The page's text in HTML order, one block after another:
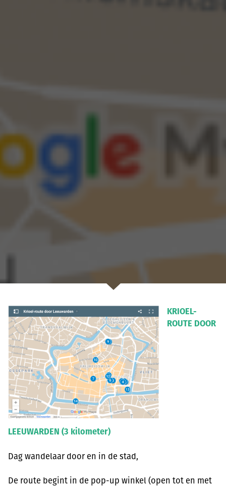
KRIOEL-
ROUTE DOOR
LEEUWARDEN (3 kilometer)
Dag wandelaar door en in de stad,
De route begint in de pop-up winkel (open tot en met